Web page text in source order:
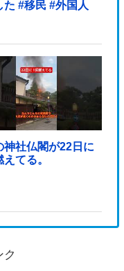
れました #移民 #外国人
神社仏閣が22日に
えてる。
ク